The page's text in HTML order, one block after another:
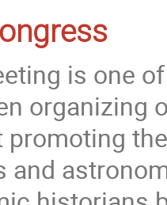
is one
organizing
promoting
and